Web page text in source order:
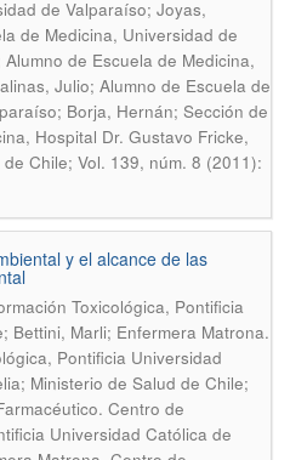
de Valparaíso; Joyas,
de Medicina, Universidad de
de Escuela de Medicina,
Julio; Alumno de Escuela de
Borja, Hernán; Sección de
Hospital Dr. Gustavo Fricke,
Chile; Vol. 139, núm. 8 (2011):
y el alcance de las
Toxicológica, Pontificia
Bettini, Marli; Enfermera Matrona.
Pontificia Universidad
Ministerio de Salud de Chile;
Centro de
Universidad Católica de